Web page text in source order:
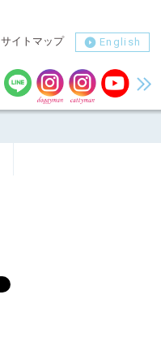
サイトマップ English